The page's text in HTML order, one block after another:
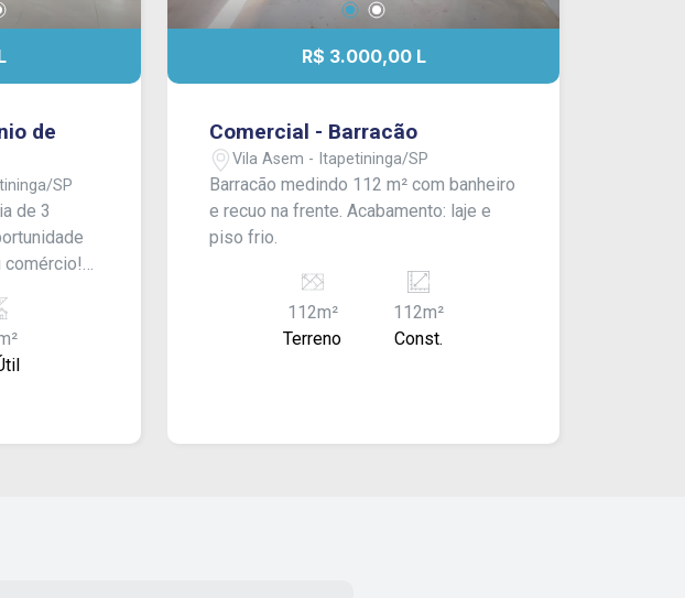
de
SP
de 3
comércio!
-
Sala
R$ 3.000,00 L
Comercial - Barracão
Vila Asem - Itapetininga/SP
Barracão medindo 112 m² com banheiro
e recuo na frente. Acabamento: laje e
piso frio.
112m²
Terreno
112m²
Const.